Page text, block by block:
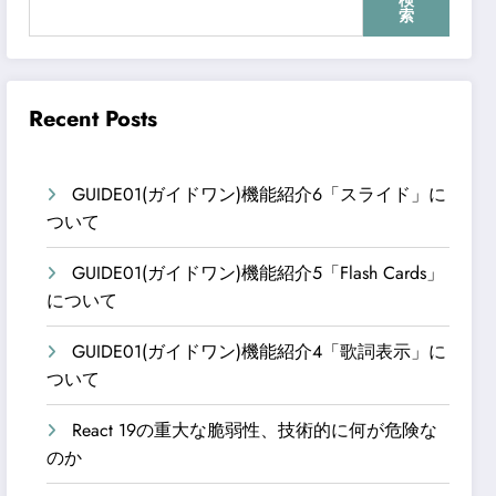
索
Recent Posts
GUIDE01(ガイドワン)機能紹介6「スライド」に
ついて
GUIDE01(ガイドワン)機能紹介5「Flash Cards」
について
GUIDE01(ガイドワン)機能紹介4「歌詞表示」に
ついて
React 19の重大な脆弱性、技術的に何が危険な
のか